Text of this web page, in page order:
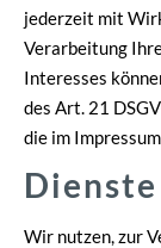
jederzeit mit
Verarbeitung
Interesses
des Art. 21
die im
Wir nutzen, zur